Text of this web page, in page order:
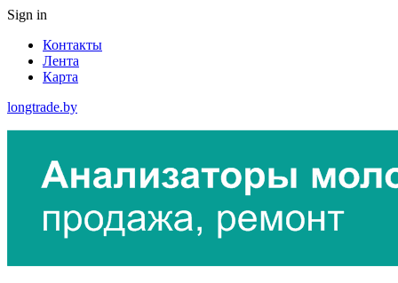
Sign in
Контакты
Лента
Карта
longtrade.by